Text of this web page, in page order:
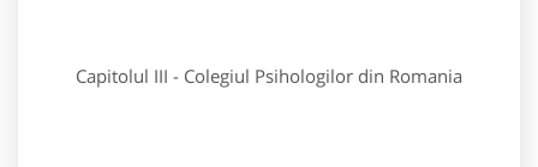
Capitolul III - Colegiul Psihologilor din Romania